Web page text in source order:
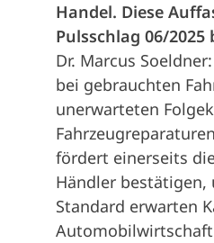
Handel. Diese
Pulsschlag 06/
Dr. Marcus
bei gebrauchten
unerwarteten
fördert einerseits
Händler bestätigen,
Standard erwarten
Automobilwirtschaft